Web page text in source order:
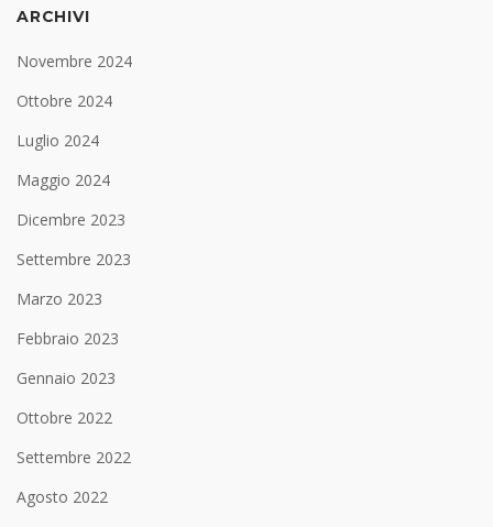
ARCHIVI
Novembre 2024
Ottobre 2024
Luglio 2024
Maggio 2024
Dicembre 2023
Settembre 2023
Marzo 2023
Febbraio 2023
Gennaio 2023
Ottobre 2022
Settembre 2022
Agosto 2022